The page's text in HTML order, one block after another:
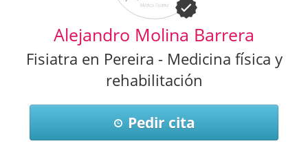
Alejandro Molina Barrera
Fisiatra en Pereira - Medicina física y
rehabilitación
Pedir cita